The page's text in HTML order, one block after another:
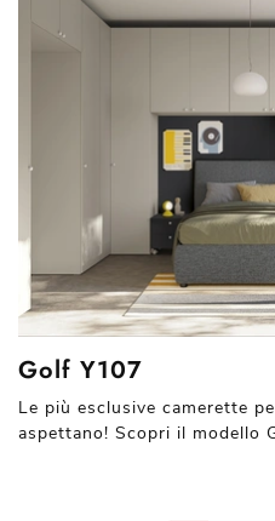
Golf Y107
Le più esclusive camerette
aspettano! Scopri il modello